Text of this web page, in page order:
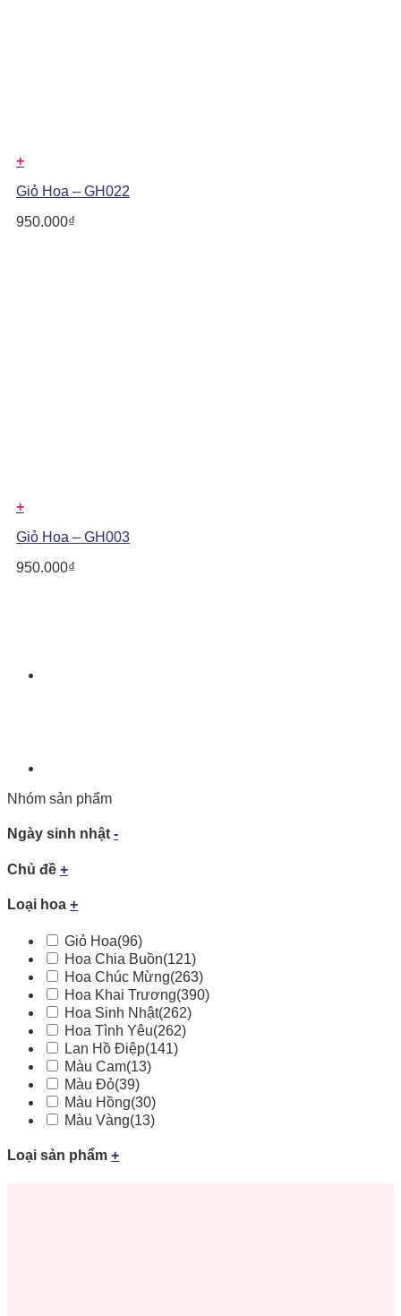
+
Giỏ Hoa – GH022
950.000₫
+
Giỏ Hoa – GH003
950.000₫
Nhóm sản phẩm
Ngày sinh nhật -
Chủ đề +
Loại hoa +
Giỏ Hoa(96)
Hoa Chia Buồn(121)
Hoa Chúc Mừng(263)
Hoa Khai Trương(390)
Hoa Sinh Nhật(262)
Hoa Tình Yêu(262)
Lan Hồ Điệp(141)
Màu Cam(13)
Màu Đỏ(39)
Màu Hồng(30)
Màu Vàng(13)
Loại sản phẩm +